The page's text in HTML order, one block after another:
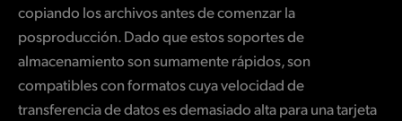
copiando los archivos antes de comenzar la
posproducción. Dado que estos soportes de
almacenamiento son sumamente rápidos, son
compatibles con formatos cuya velocidad de
transferencia de datos es demasiado alta para una tarjeta